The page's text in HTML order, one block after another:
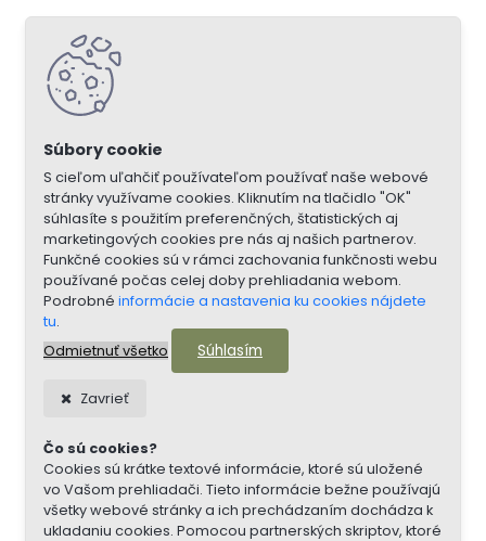
S cieľom uľahčiť používateľom používať naše webové
stránky využívame cookies. Kliknutím na tlačidlo "OK"
súhlasíte s použitím preferenčných, štatistických aj
marketingových cookies pre nás aj našich partnerov.
Funkčné cookies sú v rámci zachovania funkčnosti webu
používané počas celej doby prehliadania webom.
Podrobné informácie a nastavenia ku cookies nájdete
tu.
Odmietnuť všetko
Súhlasím
Zavrieť
Čo sú cookies?
Cookies sú krátke textové informácie, ktoré sú uložené
vo Vašom prehliadači. Tieto informácie bežne používajú
všetky webové stránky a ich prechádzaním dochádza k
ukladaniu cookies. Pomocou partnerských skriptov, ktoré